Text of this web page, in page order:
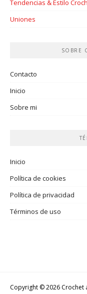
Tendencias & Estilo
Uniones
SOBRE
Contacto
Inicio
Sobre mi
Inicio
Política de cookies
Política de privacidad
Términos de uso
Copyright © 2026